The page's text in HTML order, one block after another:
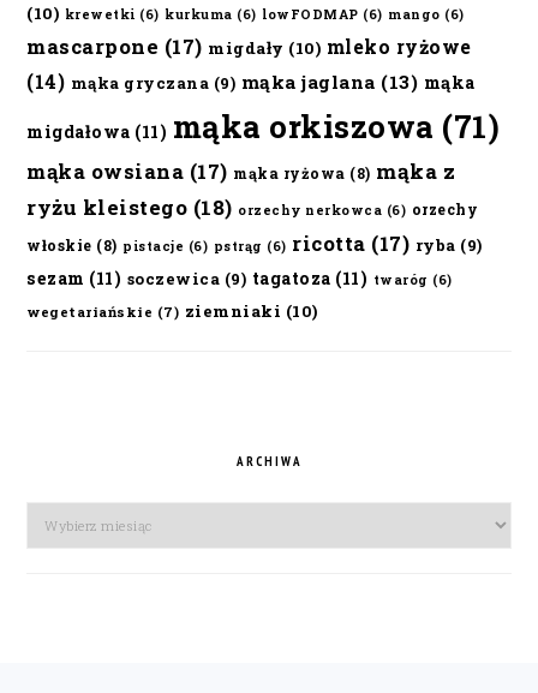
(10) krewetki (6) kurkuma (6) lowFODMAP (6) mango (6)
mascarpone (17) migdały (10) mleko ryżowe
(14) mąka gryczana (9) mąka jaglana (13) mąka
migdałowa (11) mąka orkiszowa (71)
mąka owsiana (17) mąka ryżowa (8) mąka z
ryżu kleistego (18) orzechy nerkowca (6) orzechy
włoskie (8) pistacje (6) pstrąg (6) ricotta (17) ryba (9)
sezam (11) soczewica (9) tagatoza (11) twaróg (6)
wegetariańskie (7) ziemniaki (10)
ARCHIWA
Archiwa